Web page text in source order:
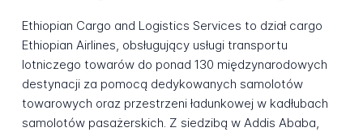
Ethiopian Cargo and Logistics Services to dział cargo
Ethiopian Airlines, obsługujący usługi transportu
lotniczego towarów do ponad 130 międzynarodowych
destynacji za pomocą dedykowanych samolotów
towarowych oraz przestrzeni ładunkowej w kadłubach
samolotów pasażerskich. Z siedzibą w Addis Ababa,